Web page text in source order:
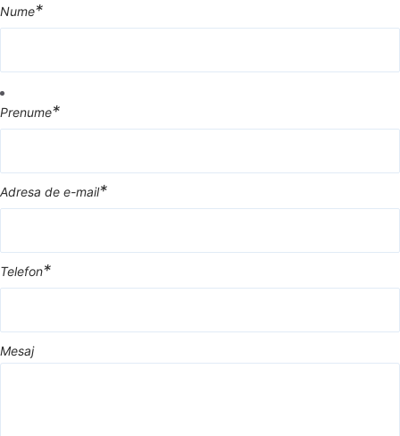
Nume*
Prenume*
Adresa de e-mail*
Telefon*
Mesaj